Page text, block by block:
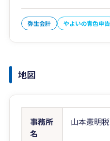
弥生会計 やよいの青色申告
地図
事務所
名
山本憲明